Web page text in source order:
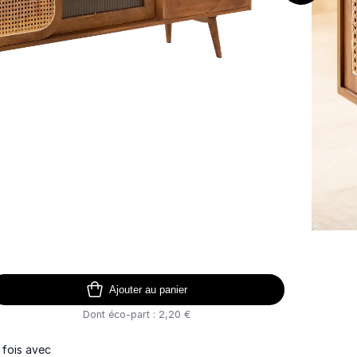
Ajouter au panier
Dont éco-part : 2,20 €
fois avec